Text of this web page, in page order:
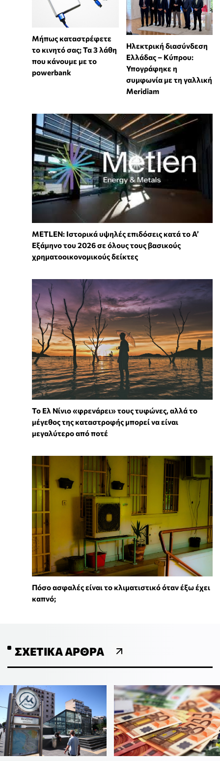
Μήπως καταστρέφετε
το κινητό σας; Τα 3 λάθη
που κάνουμε με το
powerbank
Ηλεκτρική διασύνδεση
Ελλάδας – Κύπρου:
Υπογράφηκε η
συμφωνία με τη γαλλική
Meridiam
METLEN: Ιστορικά υψηλές επιδόσεις κατά το Α’
Εξάμηνο του 2026 σε όλους τους βασικούς
χρηματοοικονομικούς δείκτες
Το Ελ Νίνιο «φρενάρει» τους τυφώνες, αλλά το
μέγεθος της καταστροφής μπορεί να είναι
μεγαλύτερο από ποτέ
Πόσο ασφαλές είναι το κλιματιστικό όταν έξω έχει
καπνό;
ΣΧΕΤΙΚΆ ΆΡΘΡΑ